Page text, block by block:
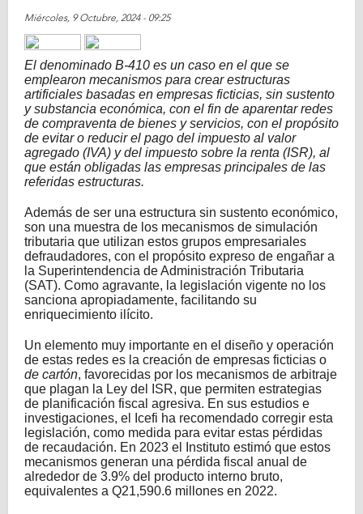
Miércoles, 9 Octubre, 2024 - 09:25
Share on Facebook
Tweet Widget
El denominado B-410 es un caso en el que se
emplearon mecanismos para crear estructuras
artificiales basadas en empresas ficticias, sin sustento
y substancia económica, con el fin de aparentar redes
de compraventa de bienes y servicios, con el propósito
de evitar o reducir el pago del impuesto al valor
agregado (IVA) y del impuesto sobre la renta (ISR), al
que están obligadas las empresas principales de las
referidas estructuras.
Además de ser una estructura sin sustento económico,
son una muestra de los mecanismos de simulación
tributaria que utilizan estos grupos empresariales
defraudadores, con el propósito expreso de engañar a
la Superintendencia de Administración Tributaria
(SAT). Como agravante, la legislación vigente no los
sanciona apropiadamente, facilitando su
enriquecimiento ilícito.
Un elemento muy importante en el diseño y operación
de estas redes es la creación de empresas ficticias o
de cartón, favorecidas por los mecanismos de arbitraje
que plagan la Ley del ISR, que permiten estrategias
de planificación fiscal agresiva. En sus estudios e
investigaciones, el Icefi ha recomendado corregir esta
legislación, como medida para evitar estas pérdidas
de recaudación. En 2023 el Instituto estimó que estos
mecanismos generan una pérdida fiscal anual de
alrededor de 3.9% del producto interno bruto,
equivalentes a Q21,590.6 millones en 2022.